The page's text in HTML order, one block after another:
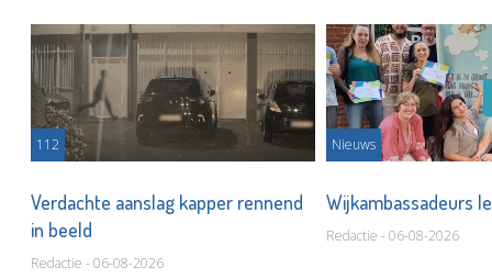
112
Verdachte aanslag kapper rennend
in beeld
Redactie - 06-08-2026
Nieuws
Wijkambassadeurs
Redactie - 06-08-2026